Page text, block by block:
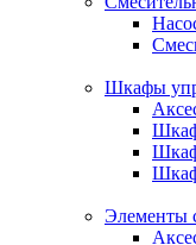
Шкафы
Элементы